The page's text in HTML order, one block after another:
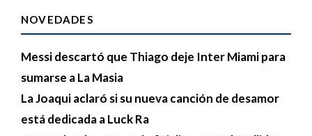
NOVEDADES
Messi descartó que Thiago deje Inter Miami para
sumarse a La Masia
La Joaqui aclaró si su nueva canción de desamor
está dedicada a Luck Ra